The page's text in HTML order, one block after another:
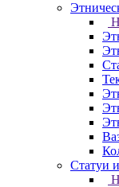
Статуи